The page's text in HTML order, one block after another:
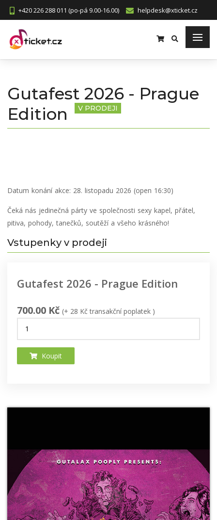
+420 226 288 011 (po-pá 9.00-16.00) helpdesk@xticket.cz
Gutafest 2026 - Prague
Edition
V PRODEJI
Datum konání akce: 28. listopadu 2026 (open 16:30)
Čeká nás jedinečná párty ve společnosti sexy kapel, přátel,
pitiva, pohody, tanečků, soutěží a všeho krásného!
Vstupenky v prodeji
Gutafest 2026 - Prague Edition
700.00 Kč (+ 28 Kč transakční poplatek )
Koupit